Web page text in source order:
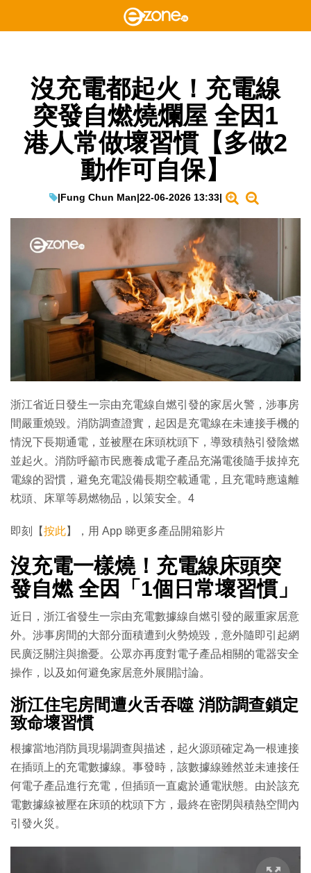
沒充電都起火！充電線
突發自燃燒爛屋 全因1
港人常做壞習慣【多做2
動作可自保】
|Fung Chun Man|22-06-2026 13:33|
浙江省近日發生一宗由充電線自燃引發的家居火警，涉事房
間嚴重燒毀。消防調查證實，起因是充電線在未連接手機的
情況下長期通電，並被壓在床頭枕頭下，導致積熱引發陰燃
並起火。消防呼籲市民應養成電子產品充滿電後隨手拔掉充
電線的習慣，避免充電設備長期空載通電，且充電時應遠離
枕頭、床單等易燃物品，以策安全。4
即刻【按此】，用 App 睇更多產品開箱影片
沒充電一樣燒！充電線床頭突
發自燃 全因「1個日常壞習慣」
近日，浙江省發生一宗由充電數據線自燃引發的嚴重家居意
外。涉事房間的大部分面積遭到火勢燒毀，意外隨即引起網
民廣泛關注與擔憂。公眾亦再度對電子產品相關的電器安全
操作，以及如何避免家居意外展開討論。
浙江住宅房間遭火舌吞噬 消防調查鎖定
致命壞習慣
根據當地消防員現場調查與描述，起火源頭確定為一根連接
在插頭上的充電數據線。事發時，該數據線雖然並未連接任
何電子產品進行充電，但插頭一直處於通電狀態。由於該充
電數據線被壓在床頭的枕頭下方，最終在密閉與積熱空間內
引發火災。